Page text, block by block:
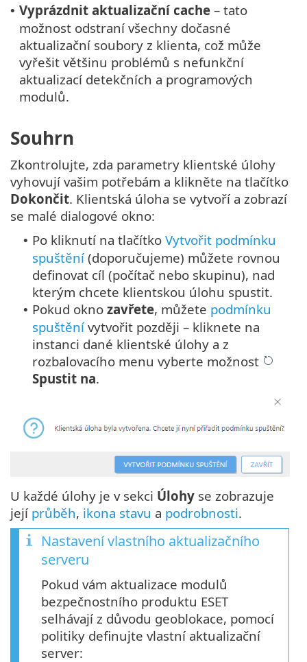
• Vyprázdnit aktualizační cache – tato
možnost odstraní všechny dočasné
aktualizační soubory z klienta, což může
vyřešit většinu problémů s nefunkční
aktualizací detekčních a programových
modulů.
Souhrn
Zkontrolujte, zda parametry klientské úlohy
vyhovují vašim potřebám a klikněte na tlačítko
Dokončit. Klientská úloha se vytvoří a zobrazí
se malé dialogové okno:
• Po kliknutí na tlačítko Vytvořit podmínku
spuštění (doporučujeme) můžete rovnou
definovat cíl (počítač nebo skupinu), nad
kterým chcete klientskou úlohu spustit.
• Pokud okno zavřete, můžete podmínku
spuštění vytvořit později – kliknete na
instanci dané klientské úlohy a z
rozbalovacího menu vyberte možnost
Spustit na.
U každé úlohy je v sekci Úlohy se zobrazuje
její průběh, ikona stavu a podrobnosti.
Nastavení vlastního aktualizačního
serveru
Pokud vám aktualizace modulů
bezpečnostního produktu ESET
selhávají z důvodu geoblokace, pomocí
politiky definujte vlastní aktualizační
server: